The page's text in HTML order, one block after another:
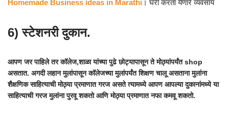
Homemade Business ideas in Marathi । घरी करता येणारे व्यवसाय
6) स्टेशनरी दुकान.
आपण जर पाहिले तर कॉलेज,शाळा यांच्या पुढे छोट्यापासून ते मोठ्यांपर्यंत shop
असतात. अगदी लहान मुलांपासून कॉलेजच्या मुलांपर्यंत शिक्षण चालू असताना मुलांना
शैक्षणिक साहित्याची मोठ्या प्रमाणात गरज असते त्यामध्ये आपण आपल्या दुकानांमध्ये या
साहित्याची गरज मुलांना पुरवू शकतो आणि मोठ्या प्रमाणात नफा कमवू शकतो.